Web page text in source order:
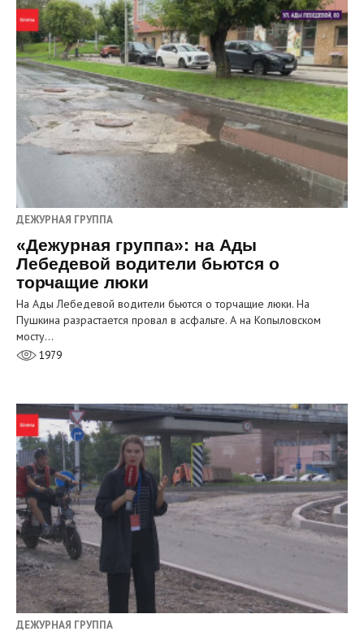
ДЕЖУРНАЯ ГРУППА
«Дежурная группа»: на Ады
Лебедевой водители бьются о
торчащие люки
На Ады Лебедевой водители бьются о торчащие люки. На
Пушкина разрастается провал в асфальте. А на Копыловском
мосту…
1979
ДЕЖУРНАЯ ГРУППА